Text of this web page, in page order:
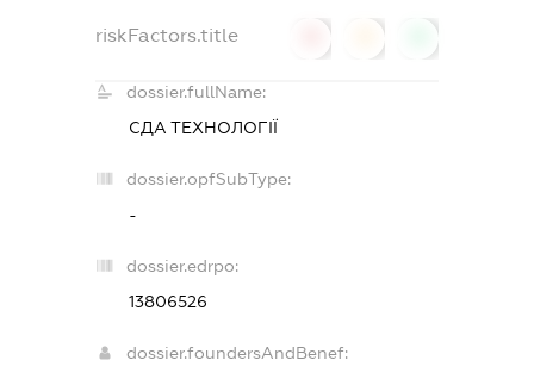
riskFactors.title
dossier.fullName:
СДА ТЕХНОЛОГІЇ
dossier.opfSubType:
-
dossier.edrpo:
13806526
dossier.foundersAndBenef: